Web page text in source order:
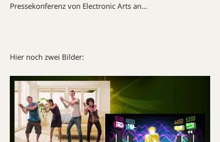
Pressekonferenz von Electronic Arts an…
Hier noch zwei Bilder: